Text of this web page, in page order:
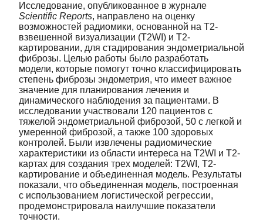
Исследование, опубликованное в журнале
Scientific Reports, направлено на оценку
возможностей радиомики, основанной на Т2-
взвешенной визуализации (T2WI) и T2-
картировании, для стадирования эндометриальной
фиброзы. Целью работы было разработать
модели, которые помогут точно классифицировать
степень фиброзы эндометрия, что имеет важное
значение для планирования лечения и
динамического наблюдения за пациентами. В
исследовании участвовали 120 пациентов с
тяжелой эндометриальной фиброзой, 50 с легкой и
умеренной фиброзой, а также 100 здоровых
контролей. Были извлечены радиомические
характеристики из области интереса на T2WI и T2-
картах для создания трех моделей: T2WI, T2-
картирование и объединенная модель. Результаты
показали, что объединенная модель, построенная
с использованием логистической регрессии,
продемонстрировала наилучшие показатели
точности.